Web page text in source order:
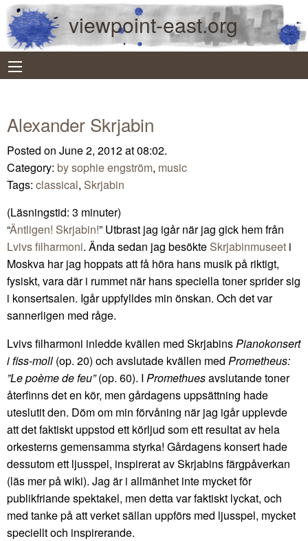
viewpoint-east.org
Alexander Skrjabin
Posted on June 2, 2012 at 08:02.
Category: by sophie engström, music
Tags: classical, Skrjabin
(Läsningstid: 3 minuter)
“Äntligen! Skrjabin!” Utbrast jag igår när jag gick hem från
Lvivs filharmoni. Ända sedan jag besökte Skrjabinmuseet i
Moskva har jag hoppats att få höra hans musik på riktigt,
fysiskt, vara där i rummet när hans speciella toner sprider sig
i konsertsalen. Igår uppfylldes min önskan. Och det var
sannerligen med råge.
Lvivs filharmoni inledde kvällen med SkrjabinsPianokonsert
i fiss-moll (op. 20) och avslutade kvällen med Prometheus:
”Le poème de feu”(op. 60). I Promethuesavslutande toner
återfinns det en kör, men gårdagens uppsättning hade
uteslutit den. Döm om min förvåning när jag igår upplevde
att det faktiskt uppstod ett körljud som ett resultat av hela
orkesterns gemensamma styrka! Gårdagens konsert hade
dessutom ett ljusspel, inspirerat av Skrjabins färgpåverkan
(läs mer på wiki). Jag är i allmänhet inte mycket för
publikfriande spektakel, men detta var faktiskt lyckat, och
med tanke på att verket sällan uppförs med ljusspel, mycket
speciellt och inspirerande.